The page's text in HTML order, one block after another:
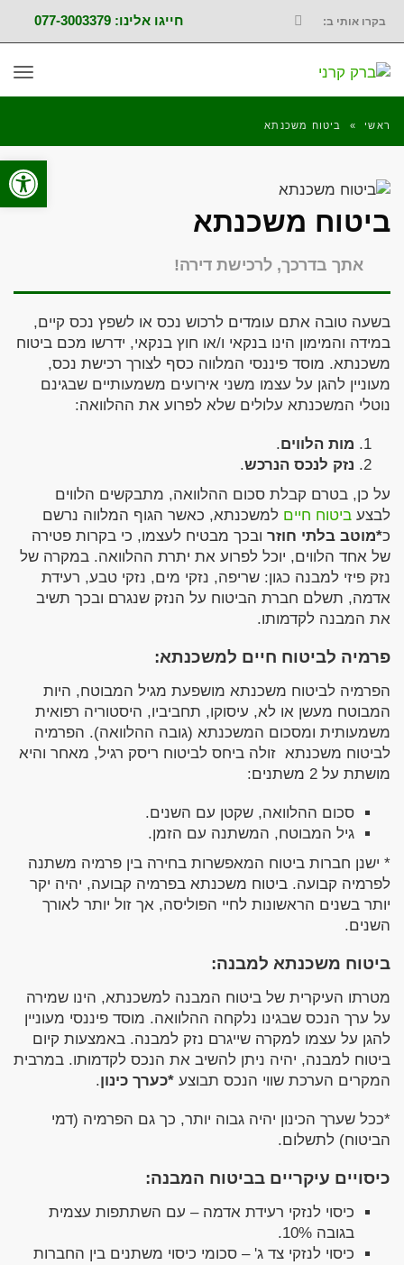
פתח
בקרו אותי ב:
FACEBOOK
חייגו אלינו: 077-3003379
ראשי » ביטוח משכנתא
ביטוח משכנתא
אתך בדרכך, לרכישת דירה!
בשעה טובה אתם עומדים לרכוש נכס או לשפץ נכס קיים,
במידה והמימון הינו בנקאי ו/או חוץ בנקאי, ידרשו מכם ביטוח
משכנתא. מוסד פיננסי המלווה כסף לצורך רכישת נכס,
מעוניין להגן על עצמו משני אירועים משמעותיים שבגינם
נוטלי המשכנתא עלולים שלא לפרוע את ההלוואה:
מות הלווים.
נזק לנכס הנרכש.
על כן, בטרם קבלת סכום ההלוואה, מתבקשים הלווים
לבצע ביטוח חיים למשכנתא, כאשר הגוף המלווה נרשם
כ*מוטב בלתי חוזר ובכך מבטיח לעצמו, כי בקרות פטירה
של אחד הלווים, יוכל לפרוע את יתרת ההלוואה. במקרה של
נזק פיזי למבנה כגון: שריפה, נזקי מים, נזקי טבע, רעידת
אדמה, תשלם חברת הביטוח על הנזק שנגרם ובכך תשיב
את המבנה לקדמותו.
פרמיה לביטוח חיים למשכנתא:
הפרמיה לביטוח משכנתא מושפעת מגיל המבוטח, היות
המבוטח מעשן או לא, עיסוקו, תחביביו, היסטוריה רפואית
משמעותית ומסכום המשכנתא (גובה ההלוואה). הפרמיה
לביטוח משכנתא זולה ביחס לביטוח ריסק רגיל, מאחר והיא
מושתת על 2 משתנים:
סכום ההלוואה, שקטן עם השנים.
גיל המבוטח, המשתנה עם הזמן.
* ישנן חברות ביטוח המאפשרות בחירה בין פרמיה משתנה
לפרמיה קבועה. ביטוח משכנתא בפרמיה קבועה, יהיה יקר
יותר בשנים הראשונות לחיי הפוליסה, אך זול יותר לאורך
השנים.
ביטוח משכנתא למבנה:
מטרתו העיקרית של ביטוח המבנה למשכנתא, הינו שמירה
על ערך הנכס שבגינו נלקחה ההלוואה. מוסד פיננסי מעוניין
להגן על עצמו למקרה שייגרם נזק למבנה. באמצעות קיום
ביטוח למבנה, יהיה ניתן להשיב את הנכס לקדמותו. במרבית
המקרים הערכת שווי הנכס תבוצע *כערך כינון.
*ככל שערך הכינון יהיה גבוה יותר, כך גם הפרמיה (דמי
הביטוח) לתשלום.
כיסויים עיקריים בביטוח המבנה:
כיסוי לנזקי רעידת אדמה – עם השתתפות עצמית
בגובה 10%.
כיסוי לנזקי צד ג' – סכומי כיסוי משתנים בין החברות